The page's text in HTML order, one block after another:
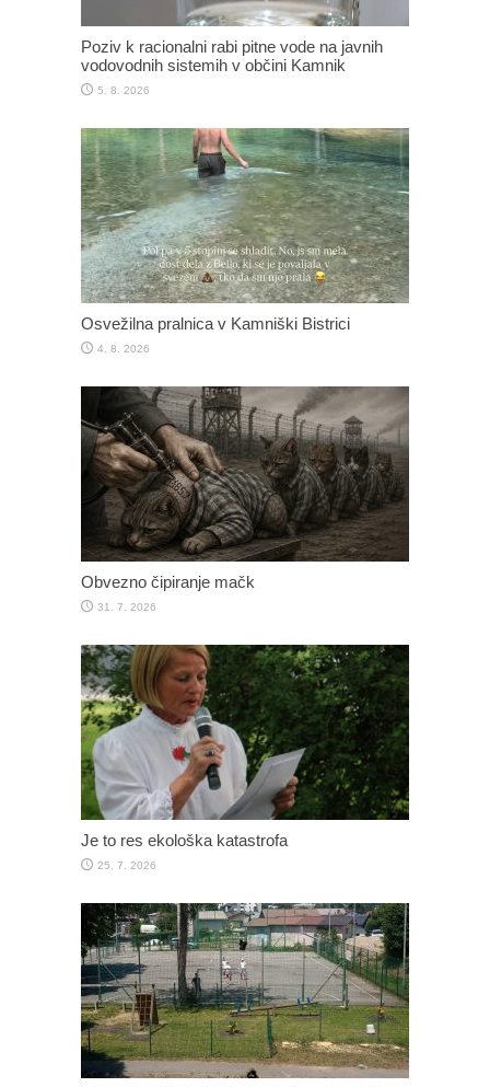
Poziv k racionalni rabi pitne vode na javnih
vodovodnih sistemih v občini Kamnik
5. 8. 2026
Osvežilna pralnica v Kamniški Bistrici
4. 8. 2026
Obvezno čipiranje mačk
31. 7. 2026
Je to res ekološka katastrofa
25. 7. 2026